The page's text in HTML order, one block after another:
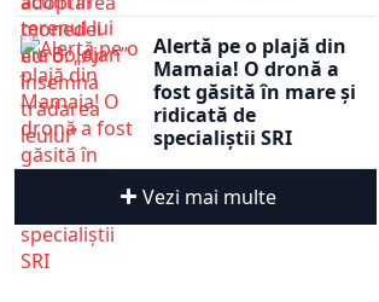
Alertă pe o plajă din
Mamaia! O dronă a
fost găsită în mare și
ridicată de
specialiștii SRI
Vezi mai multe